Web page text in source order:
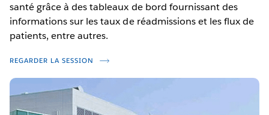
santé grâce à des tableaux de bord fournissant des
informations sur les taux de réadmissions et les flux de
patients, entre autres.
REGARDER LA SESSION